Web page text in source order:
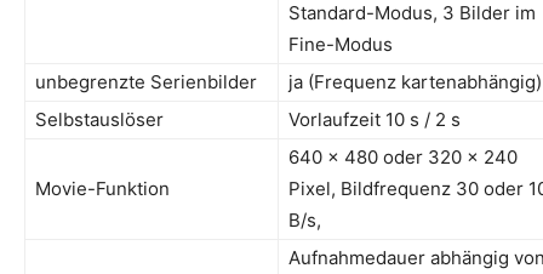
Standard-Modus, 3 Bilder im
Fine-Modus
unbegrenzte Serienbilder
ja (Frequenz kartenabhängig)
Selbstauslöser
Vorlaufzeit 10 s / 2 s
Movie-Funktion
640 x 480 oder 320 x 240
Pixel, Bildfrequenz 30 oder
B/s,
Aufnahmedauer abhängig